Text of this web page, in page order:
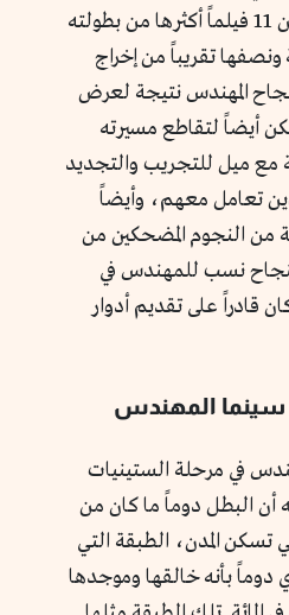
المهندس اشترك في أكثر من 11 فيلماً أكثرها من بطولته
تقريباً من إخراج
المهندس نتيجة لعرض
أيضاً لتقاطع مسيرته
مع ميل للتجريب والتجديد
تعامل معهم، وأيضاً
من النجوم المضحكين من
نسب للمهندس في
قادراً على تقديم أدوار
سينما المهندس
في مرحلة الستينيات
البطل دوماً ما كان من
تسكن المدن، الطبقة التي
دوماً بأنه خالقها وموجدها